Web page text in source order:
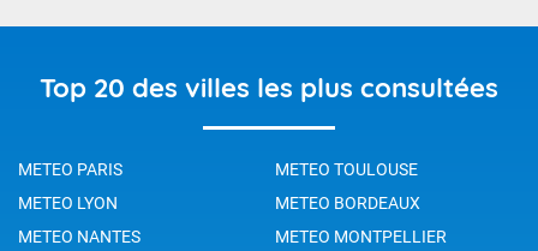
Top 20 des villes les plus consultées
METEO PARIS
METEO TOULOUSE
METEO LYON
METEO BORDEAUX
METEO NANTES
METEO MONTPELLIER